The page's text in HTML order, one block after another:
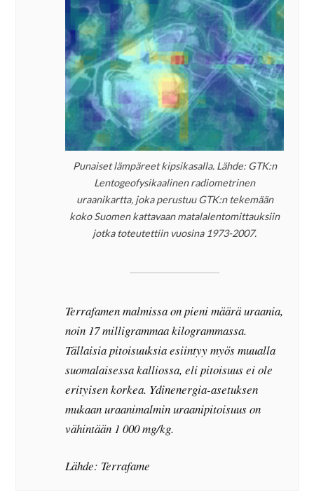
Punaiset lämpäreet kipsikasalla. Lähde: GTK:n
Lentogeofysikaalinen radiometrinen
uraanikartta, joka perustuu GTK:n tekemään
koko Suomen kattavaan matalalentomittauksiin
jotka toteutettiin vuosina 1973-2007.
Terrafamen malmissa on pieni määrä uraania,
noin 17 milligrammaa kilogrammassa.
Tällaisia pitoisuuksia esiintyy myös muualla
suomalaisessa kalliossa, eli pitoisuus ei ole
erityisen korkea. Ydinenergia-asetuksen
mukaan uraanimalmin uraanipitoisuus on
vähintään 1 000 mg/kg.
Lähde: Terrafame